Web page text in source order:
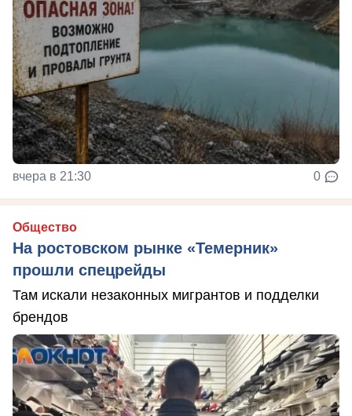
вчера в 21:30 0
Общество
На ростовском рынке «Темерник»
прошли спецрейды
Там искали незаконных мигрантов и подделки
брендов